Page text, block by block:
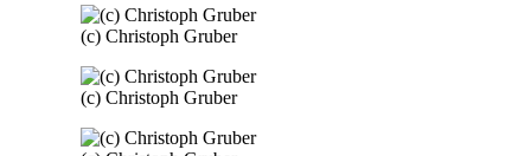
(c) Christoph Gruber
(c) Christoph Gruber